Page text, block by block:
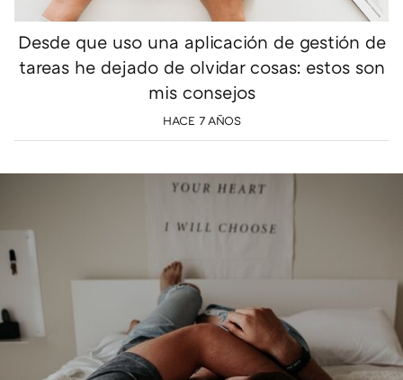
Desde que uso una aplicación de gestión de
tareas he dejado de olvidar cosas: estos son
mis consejos
HACE 7 AÑOS